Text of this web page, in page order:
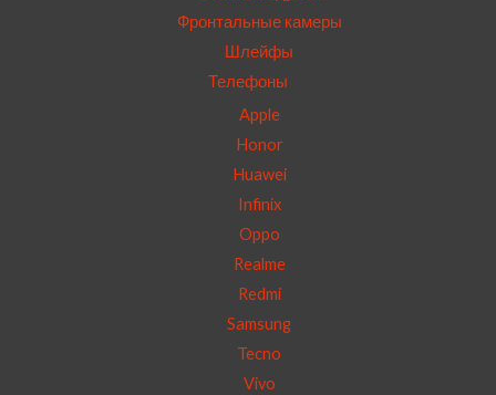
Фронтальные камеры
Шлейфы
Телефоны
Apple
Honor
Huawei
Infinix
Oppo
Realme
Redmi
Samsung
Tecno
Vivo